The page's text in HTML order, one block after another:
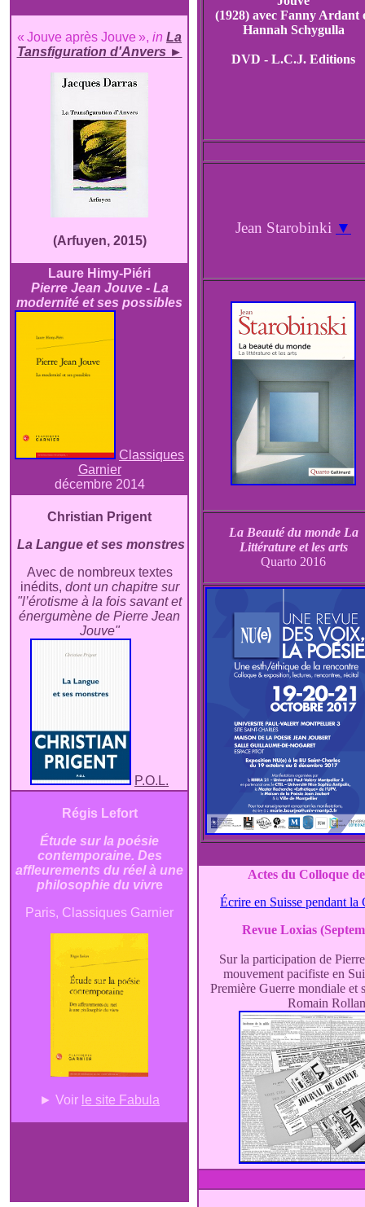
« Jouve après Jouve », in La
Tansfiguration d'Anvers ►
(Arfuyen, 2015)
Laure Himy-Piéri
Pierre Jean Jouve - La
modernité et ses possibles
Classiques
Garnier
décembre 2014
Christian Prigent
La Langue et ses monstres
Avec de nombreux textes
inédits, dont un chapitre sur
"l’érotisme à la fois savant et
énergumène de Pierre Jean
Jouve"
P.O.L.
Régis Lefort
Étude sur la poésie
contemporaine. Des
affleurements du réel à une
philosophie du vivre
Paris, Classiques Garnier
► Voir le site Fabula
(1928) avec Fanny Ardant
Hannah Schygulla
DVD - L.C.J. Editions
Jean Starobinki ▼
La Beauté du monde La
Littérature et les arts
Quarto 2016
Actes du Colloque
Écrire en Suisse pendant la
Revue Loxias
Sur la participation de
mouvement pacifiste en
Première Guerre mondiale et
Romain